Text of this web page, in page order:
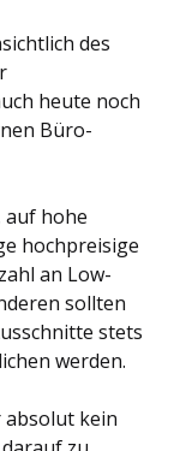
des
heute noch
Büro-
auf hohe
hochpreisige
an Low-
sollten
stets
werden.
absolut kein